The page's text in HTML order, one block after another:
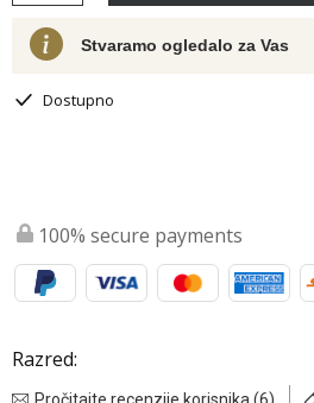
Stvaramo ogledalo za Vas
Dostupno
100% secure payments
Razred: